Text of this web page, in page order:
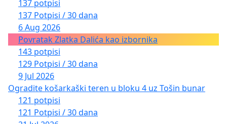
137 potpisi
137 Potpisi / 30 dana
6 Aug 2026
Povratak Zlatka Dalića kao izbornika
143 potpisi
129 Potpisi / 30 dana
9 Jul 2026
Ogradite košarkaški teren u bloku 4 uz Tošin bunar
121 potpisi
121 Potpisi / 30 dana